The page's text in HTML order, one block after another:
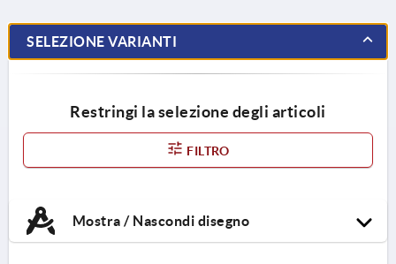
SELEZIONE VARIANTI
Restringi la selezione degli articoli
FILTRO
Mostra / Nascondi disegno